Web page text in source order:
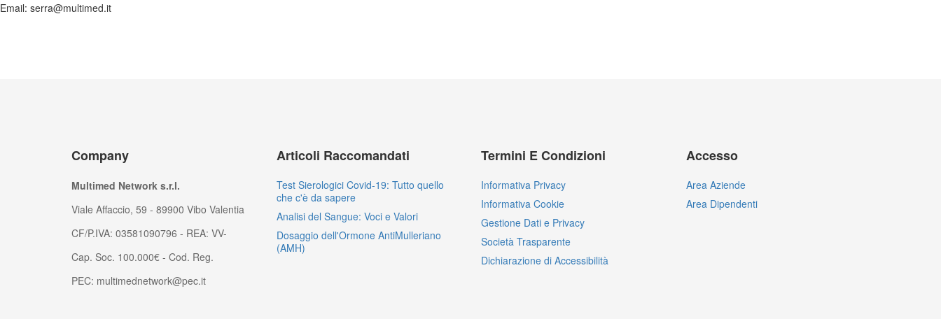
Email: serra@multimed.it
Company
Multimed Network s.r.l.
Viale Affaccio, 59 - 89900 Vibo Valentia
CF/P.IVA: 03581090796 - REA: VV-
Cap. Soc. 100.000€ - Cod. Reg.
PEC: multimednetwork@pec.it
Articoli Raccomandati
Test Sierologici Covid-19: Tutto quello
che c'è da sapere
Analisi del Sangue: Voci e Valori
Dosaggio dell'Ormone AntiMulleriano
(AMH)
Termini E Condizioni
Informativa Privacy
Informativa Cookie
Gestione Dati e Privacy
Società Trasparente
Dichiarazione di Accessibilità
Accesso
Area Aziende
Area Dipendenti